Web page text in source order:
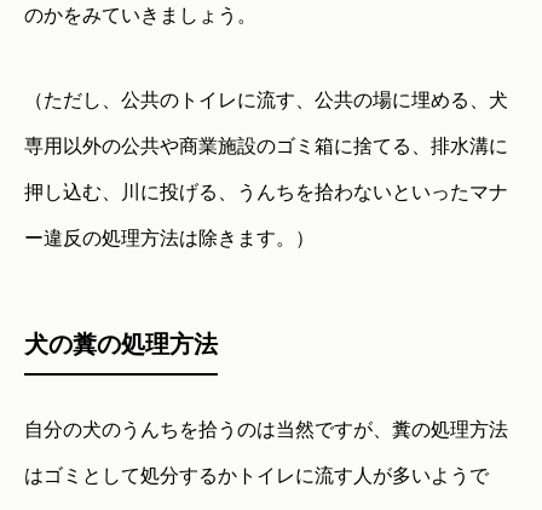
のかをみていきましょう。
（ただし、公共のトイレに流す、公共の場に埋める、犬
専用以外の公共や商業施設のゴミ箱に捨てる、排水溝に
押し込む、川に投げる、うんちを拾わないといったマナ
ー違反の処理方法は除きます。）
犬の糞の処理方法
自分の犬のうんちを拾うのは当然ですが、糞の処理方法
はゴミとして処分するかトイレに流す人が多いようで